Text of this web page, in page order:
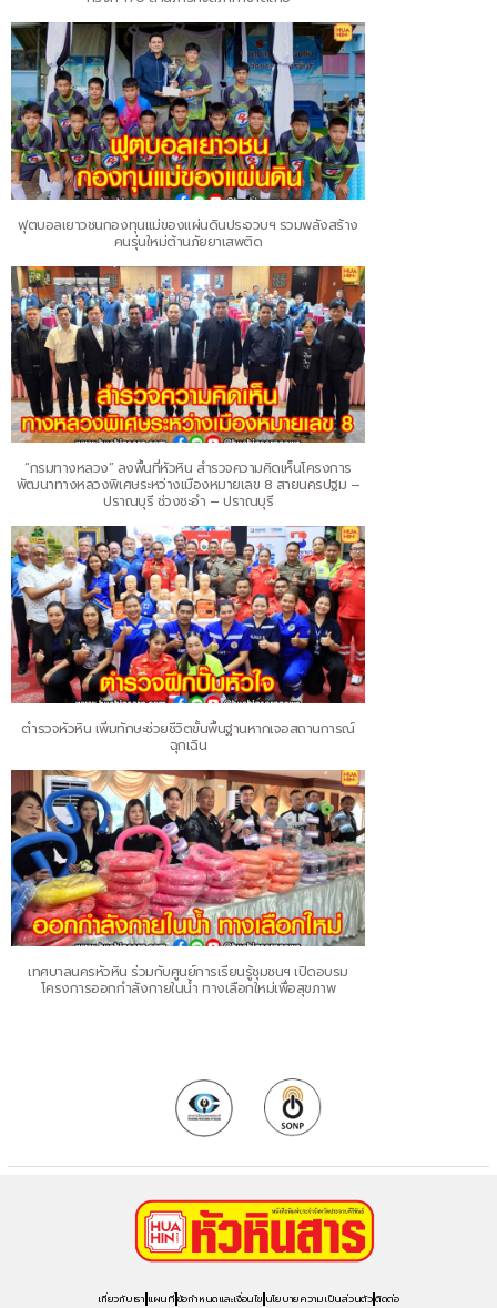
ฟุตบอลเยาวชนกองทุนแม่ของแผ่นดินประจวบฯ รวมพลังสร้าง
คนรุ่นใหม่ต้านภัยยาเสพติด
“กรมทางหลวง” ลงพื้นที่หัวหิน สำรวจความคิดเห็นโครงการ
พัฒนาทางหลวงพิเศษระหว่างเมืองหมายเลข 8 สายนครปฐม –
ปราณบุรี ช่วงชะอำ – ปราณบุรี
ตำรวจหัวหิน เพิ่มทักษะช่วยชีวิตขั้นพื้นฐานหากเจอสถานการณ์
ฉุกเฉิน
เทศบาลนครหัวหิน ร่วมกับศูนย์การเรียนรู้ชุมชนฯ เปิดอบรม
โครงการออกกำลังกายในน้ำ ทางเลือกใหม่เพื่อสุขภาพ
เกี่ยวกับเรา แผนที่ ข้อกำหนดและเงื่อนไข นโยบายความเป็นส่วนตัวติดต่อ